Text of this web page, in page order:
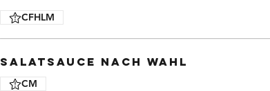
CFHLM
Salatsauce nach Wahl
CM